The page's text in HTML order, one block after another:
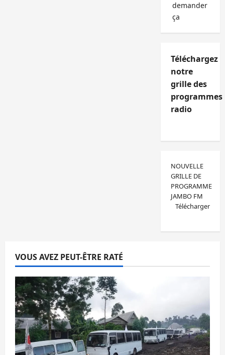
demander
ça
Téléchargez
notre
grille des
programmes
radio
NOUVELLE
GRILLE DE
PROGRAMME
JAMBO FM
Télécharger
VOUS AVEZ PEUT-ÊTRE RATÉ